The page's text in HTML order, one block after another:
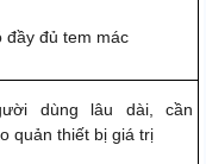
đầy đủ tem mác
dùng lâu dài, cần
quản thiết bị giá trị